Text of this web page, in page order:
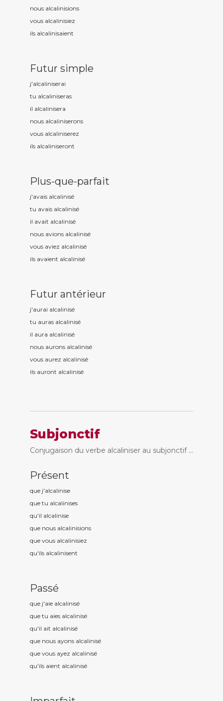
nous alcalinisions
vous alcalinisiez
ils alcalinisaient
Futur simple
j'alcaliniserai
tu alcaliniseras
il alcalinisera
nous alcaliniserons
vous alcaliniserez
ils alcaliniseront
Plus-que-parfait
j'avais alcalinisé
tu avais alcalinisé
il avait alcalinisé
nous avions alcalinisé
vous aviez alcalinisé
ils avaient alcalinisé
Futur antérieur
j'aurai alcalinisé
tu auras alcalinisé
il aura alcalinisé
nous aurons alcalinisé
vous aurez alcalinisé
ils auront alcalinisé
Subjonctif
Conjugaison du verbe alcaliniser au subjonctif ...
Présent
que j'alcalinise
que tu alcalinises
qu'il alcalinise
que nous alcalinisions
que vous alcalinisiez
qu'ils alcalinisent
Passé
que j'aie alcalinisé
que tu aies alcalinisé
qu'il ait alcalinisé
que nous ayons alcalinisé
que vous ayez alcalinisé
qu'ils aient alcalinisé